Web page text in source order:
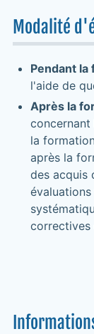
Modalité
Pendant la
l'aide de
Après la
la
après la
des acquis
correctives